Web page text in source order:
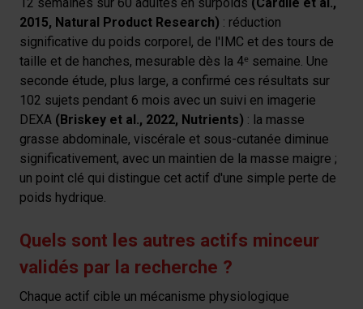
2015, Natural Product Research) : réduction
significative du poids corporel, de l'IMC et des tours de
taille et de hanches, mesurable dès la 4ᵉ semaine. Une
seconde étude, plus large, a confirmé ces résultats sur
102 sujets pendant 6 mois avec un suivi en imagerie
DEXA (Briskey et al., 2022, Nutrients) : la masse
grasse abdominale, viscérale et sous-cutanée diminue
significativement, avec un maintien de la masse maigre ;
un point clé qui distingue cet actif d'une simple perte de
poids hydrique.
Quels sont les autres actifs minceur
validés par la recherche ?
Chaque actif cible un mécanisme physiologique